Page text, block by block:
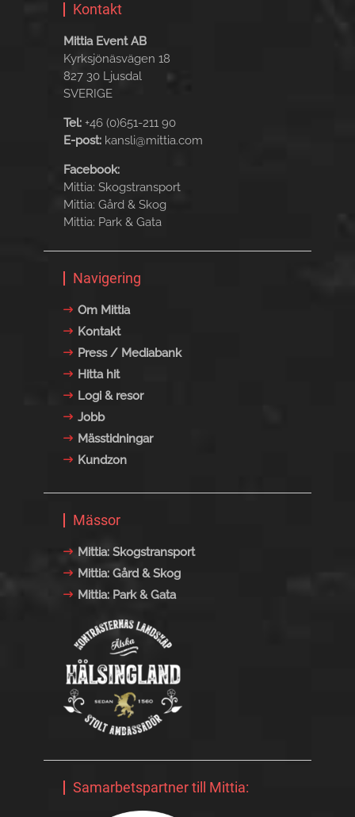
Kontakt
Mittia Event AB
Kyrksjönäsvägen 18
827 30 Ljusdal
SVERIGE
Tel: +46 (0)651-211 90
E-post: kansli@mittia.com
Facebook:
Mittia: Skogstransport
Mittia: Gård & Skog
Mittia: Park & Gata
Navigering
Om Mittia
Kontakt
Press / Mediabank
Hitta hit
Logi & resor
Jobb
Mässtidningar
Kundzon
Mässor
Mittia: Skogstransport
Mittia: Gård & Skog
Mittia: Park & Gata
Samarbetspartner till Mittia: